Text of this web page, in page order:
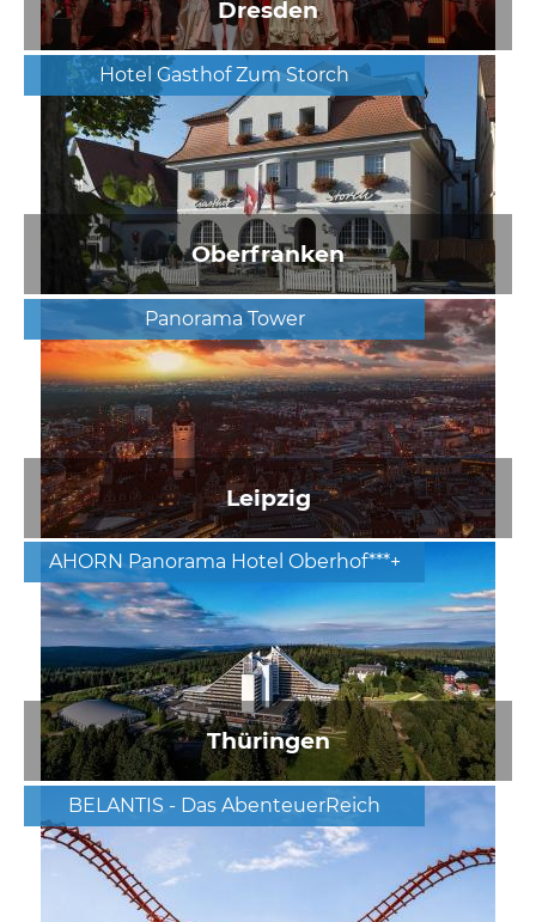
Dresden
Hotel Gasthof Zum Storch
Oberfranken
Panorama Tower
Leipzig
AHORN Panorama Hotel Oberhof***+
Thüringen
BELANTIS - Das AbenteuerReich